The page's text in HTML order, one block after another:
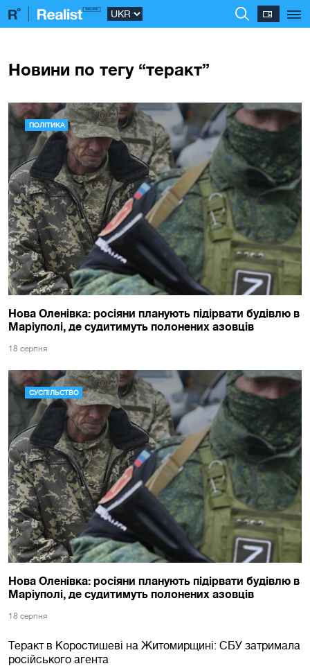
Новини по тегу “теракт”
ПОЛІТИКА
Нова Оленівка: росіяни планують підірвати будівлю в
Маріуполі, де судитимуть полонених азовців
18 серпня
СУСПІЛЬСТВО
Нова Оленівка: росіяни планують підірвати будівлю в
Маріуполі, де судитимуть полонених азовців
18 серпня
Теракт в Коростишеві на Житомирщині: СБУ затримала
російського агента